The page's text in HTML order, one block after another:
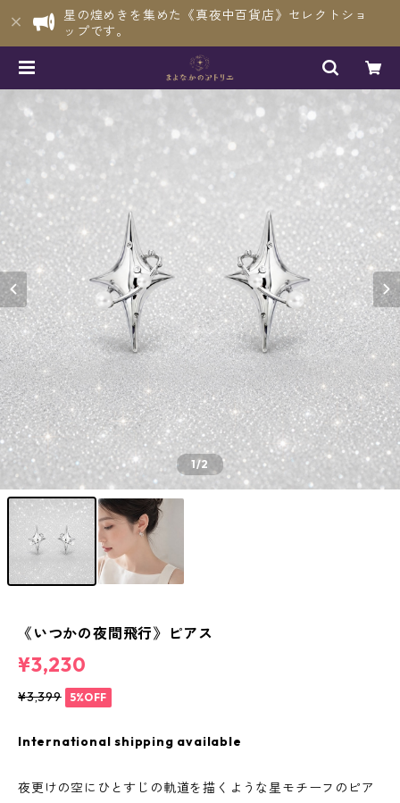
星の煌めきを集めた《真夜中百貨店》セレクトショ
ップです。
1/2
《いつかの夜間飛行》ピアス
¥3,230
¥3,399 5%OFF
International shipping available
夜更けの空にひとすじの軌道を描くような星モチーフのピア